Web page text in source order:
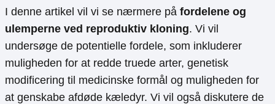
I denne artikel vil vi se nærmere på fordelene og
ulemperne ved reproduktiv kloning. Vi vil
undersøge de potentielle fordele, som inkluderer
muligheden for at redde truede arter, genetisk
modificering til medicinske formål og muligheden for
at genskabe afdøde kæledyr. Vi vil også diskutere de